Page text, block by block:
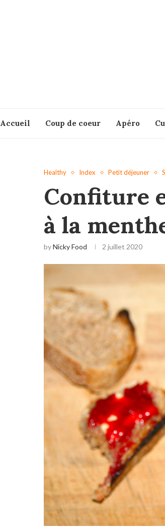
Accueil Coup de coeur Apéro
Healthy Index Petit déjeuner
Confiture
à la
byNicky Food 2 juillet 2020